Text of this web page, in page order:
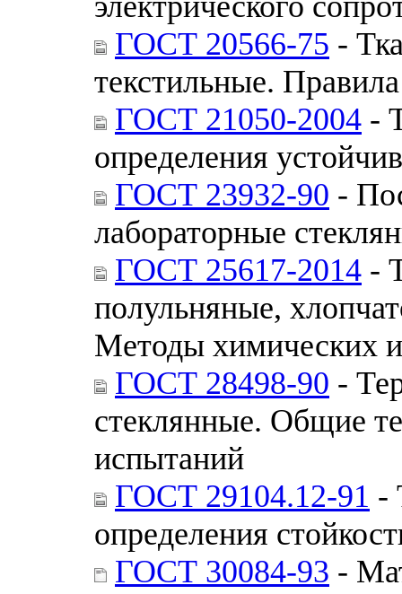
ГОСТ 20566-75 -
текстильные.
ГОСТ 21050-2004 -
определения
ГОСТ 23932-90 -
лабораторные
ГОСТ 25617-2014 -
полульняные,
Методы химических
ГОСТ 28498-90 -
стеклянные. Общие
испытаний
ГОСТ 29104.12-91 -
определения
ГОСТ 30084-93 -